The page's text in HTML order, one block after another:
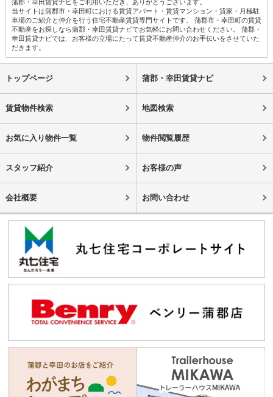
蒲郡・幸田賃貸ナビをご利用いただき、ありがとうございます。
当サイトは蒲郡市・幸田町における賃貸アパート・賃貸マンション・貸家・月極駐
車場のご紹介と仲介を行う住宅不動産賃貸専門サイトです。 蒲郡市・幸田町の賃貸
不動産をお探しなら蒲郡・幸田賃貸ナビでお気軽にお問い合わせください。 蒲郡・
幸田賃貸ナビでは、お客様の立場にたって賃貸不動産仲介のお手伝いをさせていた
だきます。
トップページ 蒲郡・幸田賃貸ナビ
賃貸物件検索 地図検索
お気に入り物件一覧 物件閲覧履歴
スタッフ紹介 お客様の声
会社概要 お問い合わせ